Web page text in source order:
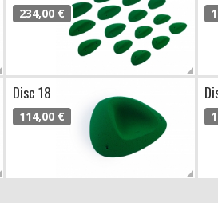
234,00 €
Disc 18
114,00 €